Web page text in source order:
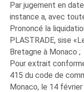
Par jugement en
instance a, avec
Prononcé la
PLASTRADE, sise
Bretagne à Monaco ;
Pour extrait
415 du code de
Monaco, le 14 février